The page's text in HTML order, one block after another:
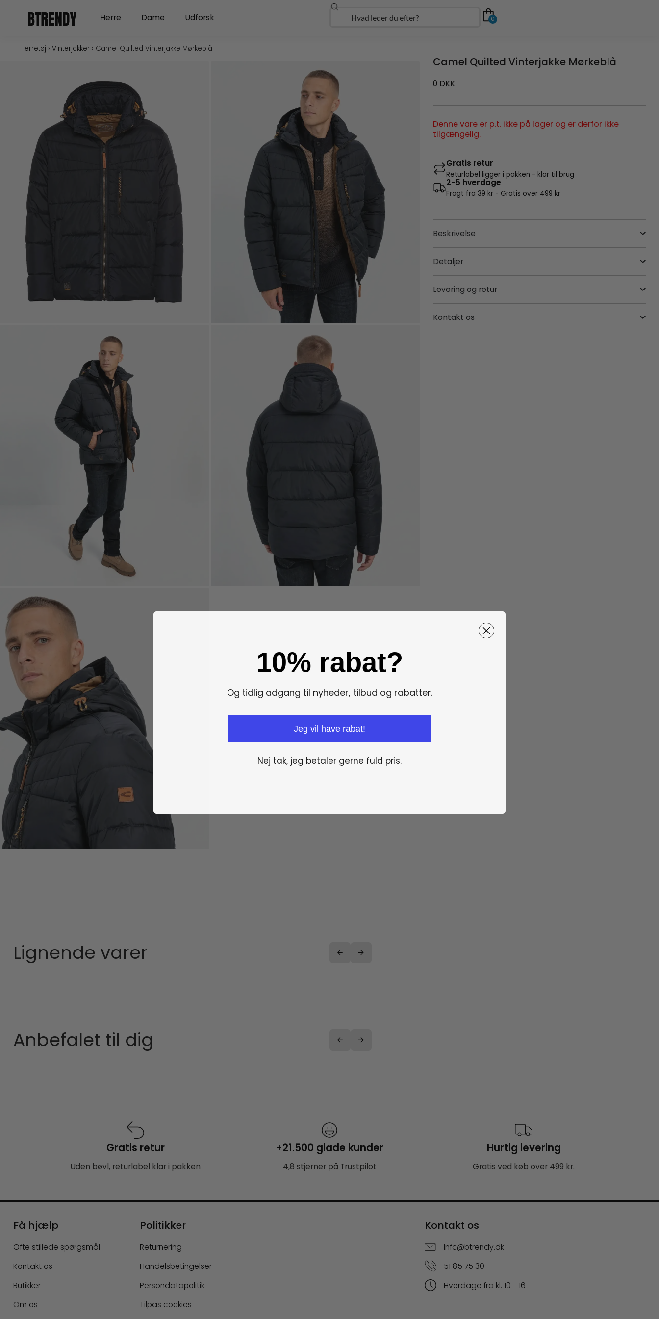
Herre Open Herre
Dame Open Dame
Udforsk Søg 0
Herretøj › Vinterjakker› Camel Quilted Vinterjakke Mørkeblå
Camel Quilted Vinterjakke Mørkeblå
0 DKK
Denne vare er p.t. ikke på lager og er derfor ikke
tilgængelig.
Gratis retur
Returlabel ligger i pakken - klar til brug
2-5 hverdage
Fragt fra 39 kr - Gratis over 499 kr
Beskrivelse
Detaljer
Levering og retur
Kontakt os
Lignende varer
Anbefalet til dig
Gratis retur
Uden bøvl, returlabel klar i pakken
+21.500 glade kunder
4,8 stjerner på Trustpilot
Hurtig levering
Gratis ved køb over 499 kr.
Få hjælp
Ofte stillede spørgsmål
Kontakt os
Butikker
Om os
Politikker
Returnering
Handelsbetingelser
Persondatapolitik
Tilpas cookies
Kontakt os
Info@btrendy.dk
51 85 75 30
Hverdage fra kl. 10 - 16
10% rabat?
Og tidlig adgang til nyheder, tilbud og rabatter.
Jeg vil have rabat!
Nej tak, jeg betaler gerne fuld pris.